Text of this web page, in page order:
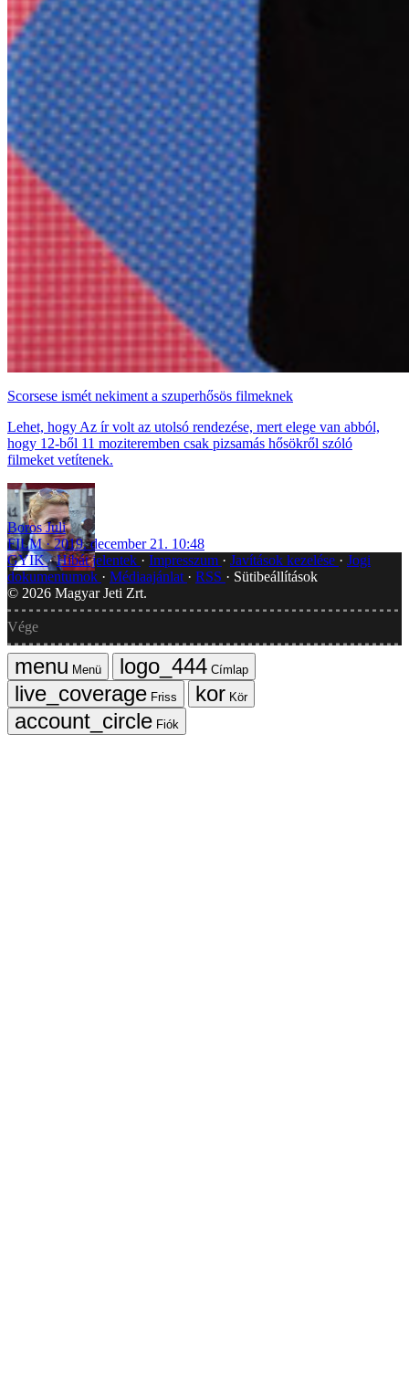
Scorsese ismét nekiment a szuperhősös filmeknek
Lehet, hogy Az ír volt az utolsó rendezése, mert elege van abból,
hogy 12-ből 11 moziteremben csak pizsamás hősökről szóló
filmeket vetítenek.
Boros Juli
FILM
2019. december 21. 10:48
GYIK Hibát jelentek Impresszum Javítások kezelése
Jogi
dokumentumok
Médiaajánlat RSS
Sütibeállítások
© 2026 Magyar Jeti Zrt.
Vége
Menü
Címlap
Friss
Kör
Fiók